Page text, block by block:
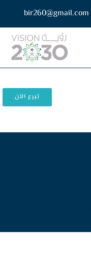
bir260@gmail.com
تبرع الآن